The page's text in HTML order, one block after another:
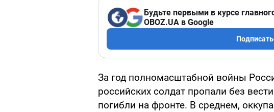
Будьте первыми в курсе
OBOZ.UA в Google
За год полномасштабной войны
российских солдат пропали без
погибли на фронте. В среднем,